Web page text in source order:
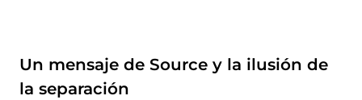
Un mensaje de Source y la ilusión de
la separación